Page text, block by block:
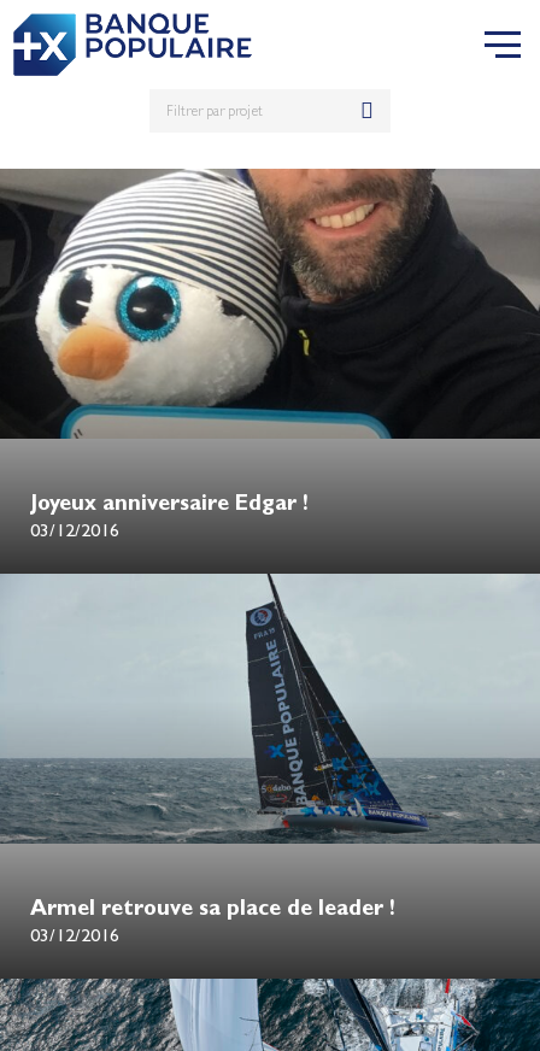
Joyeux anniversaire Edgar !
03/12/2016
Armel retrouve sa place de leader !
03/12/2016